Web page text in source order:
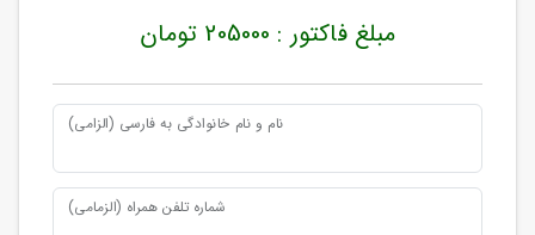
مبلغ فاکتور : 205000 تومان
نام و نام خانوادگی به فارسی (الزامی)
شماره تلفن همراه (الزمامی)